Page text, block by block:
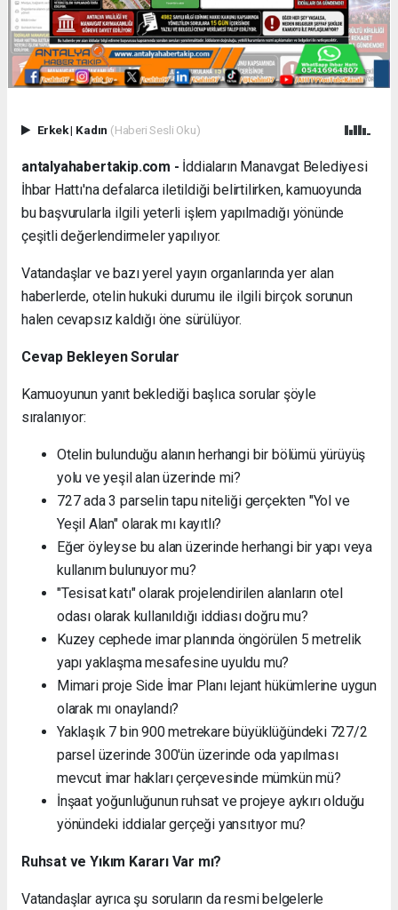
Erkek| Kadın (Haberi Sesli Oku)
antalyahabertakip.com - İddiaların Manavgat Belediyesi
İhbar Hattı'na defalarca iletildiği belirtilirken, kamuoyunda
bu başvurularla ilgili yeterli işlem yapılmadığı yönünde
çeşitli değerlendirmeler yapılıyor.
Vatandaşlar ve bazı yerel yayın organlarında yer alan
haberlerde, otelin hukuki durumu ile ilgili birçok sorunun
halen cevapsız kaldığı öne sürülüyor.
Cevap Bekleyen Sorular
Kamuoyunun yanıt beklediği başlıca sorular şöyle
sıralanıyor:
Otelin bulunduğu alanın herhangi bir bölümü yürüyüş
yolu ve yeşil alan üzerinde mi?
727 ada 3 parselin tapu niteliği gerçekten "Yol ve
Yeşil Alan" olarak mı kayıtlı?
Eğer öyleyse bu alan üzerinde herhangi bir yapı veya
kullanım bulunuyor mu?
"Tesisat katı" olarak projelendirilen alanların otel
odası olarak kullanıldığı iddiası doğru mu?
Kuzey cephede imar planında öngörülen 5 metrelik
yapı yaklaşma mesafesine uyuldu mu?
Mimari proje Side İmar Planı lejant hükümlerine uygun
olarak mı onaylandı?
Yaklaşık 7 bin 900 metrekare büyüklüğündeki 727/2
parsel üzerinde 300'ün üzerinde oda yapılması
mevcut imar hakları çerçevesinde mümkün mü?
İnşaat yoğunluğunun ruhsat ve projeye aykırı olduğu
yönündeki iddialar gerçeği yansıtıyor mu?
Ruhsat ve Yıkım Kararı Var mı?
Vatandaşlar ayrıca şu soruların da resmi belgelerle